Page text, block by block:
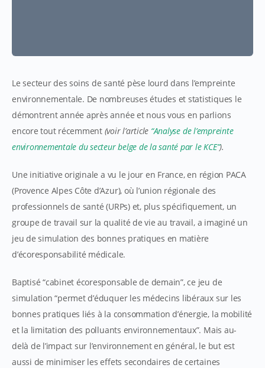
Le secteur des soins de santé pèse lourd dans l’empreinte
environnementale. De nombreuses études et statistiques le
démontrent année après année et nous vous en parlions
encore tout récemment (voir l’article “Analyse de l’empreinte
environnementale du secteur belge de la santé par le KCE”).
Une initiative originale a vu le jour en France, en région PACA
(Provence Alpes Côte d’Azur), où l’union régionale des
professionnels de santé (URPs) et, plus spécifiquement, un
groupe de travail sur la qualité de vie au travail, a imaginé un
jeu de simulation des bonnes pratiques en matière
d’écoresponsabilité médicale.
Baptisé “cabinet écoresponsable de demain”, ce jeu de
simulation “permet d’éduquer les médecins libéraux sur les
bonnes pratiques liés à la consommation d’énergie, la mobilité
et la limitation des polluants environnementaux”. Mais au-
delà de l’impact sur l’environnement en général, le but est
aussi de minimiser les effets secondaires de certaines